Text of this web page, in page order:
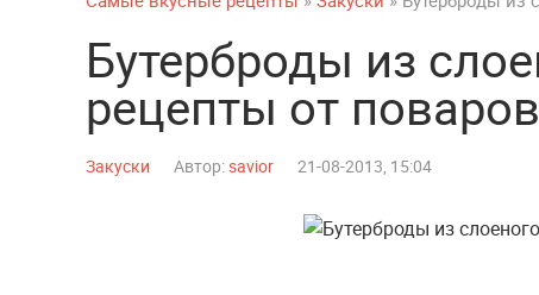
Бутерброды из
рецепты от поваров
Закуски Автор:savior 21-08-2013, 15:04